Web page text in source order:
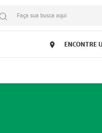
Faça sua busca aqui
ENCONTRE